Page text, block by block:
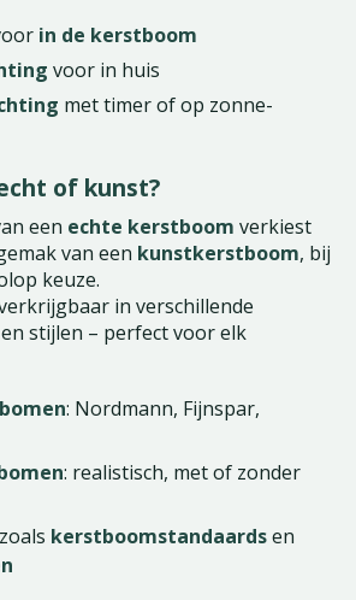
in de kerstboom
voor in huis
met timer of op zonne-
of kunst?
een echte kerstboom verkiest
van een kunstkerstboom, bij
keuze.
in verschillende
stijlen – perfect voor elk
: Nordmann, Fijnspar,
: realistisch, met of zonder
kerstboomstandaardsen